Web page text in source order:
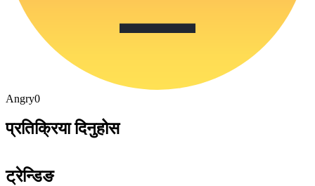
Angry0
प्रतिक्रिया दिनुहोस
ट्रेन्डिङ